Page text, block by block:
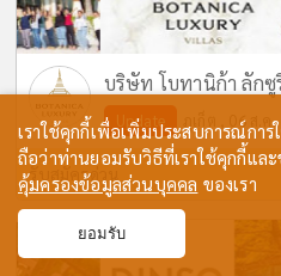
บริษัท โบทานิก้า ลักซู
Update ภูเก็ต , 06 ส.ค.
รับสมัครด่วน
เราใช้คุกกี้เพื่อเพิ่มประสบการณ์กา
ถือว่าท่านยอมรับวิธีที่เราใช้คุกกี้แ
คุ้มครองข้อมูลส่วนบุคคล ของเรา
ยอมรับ